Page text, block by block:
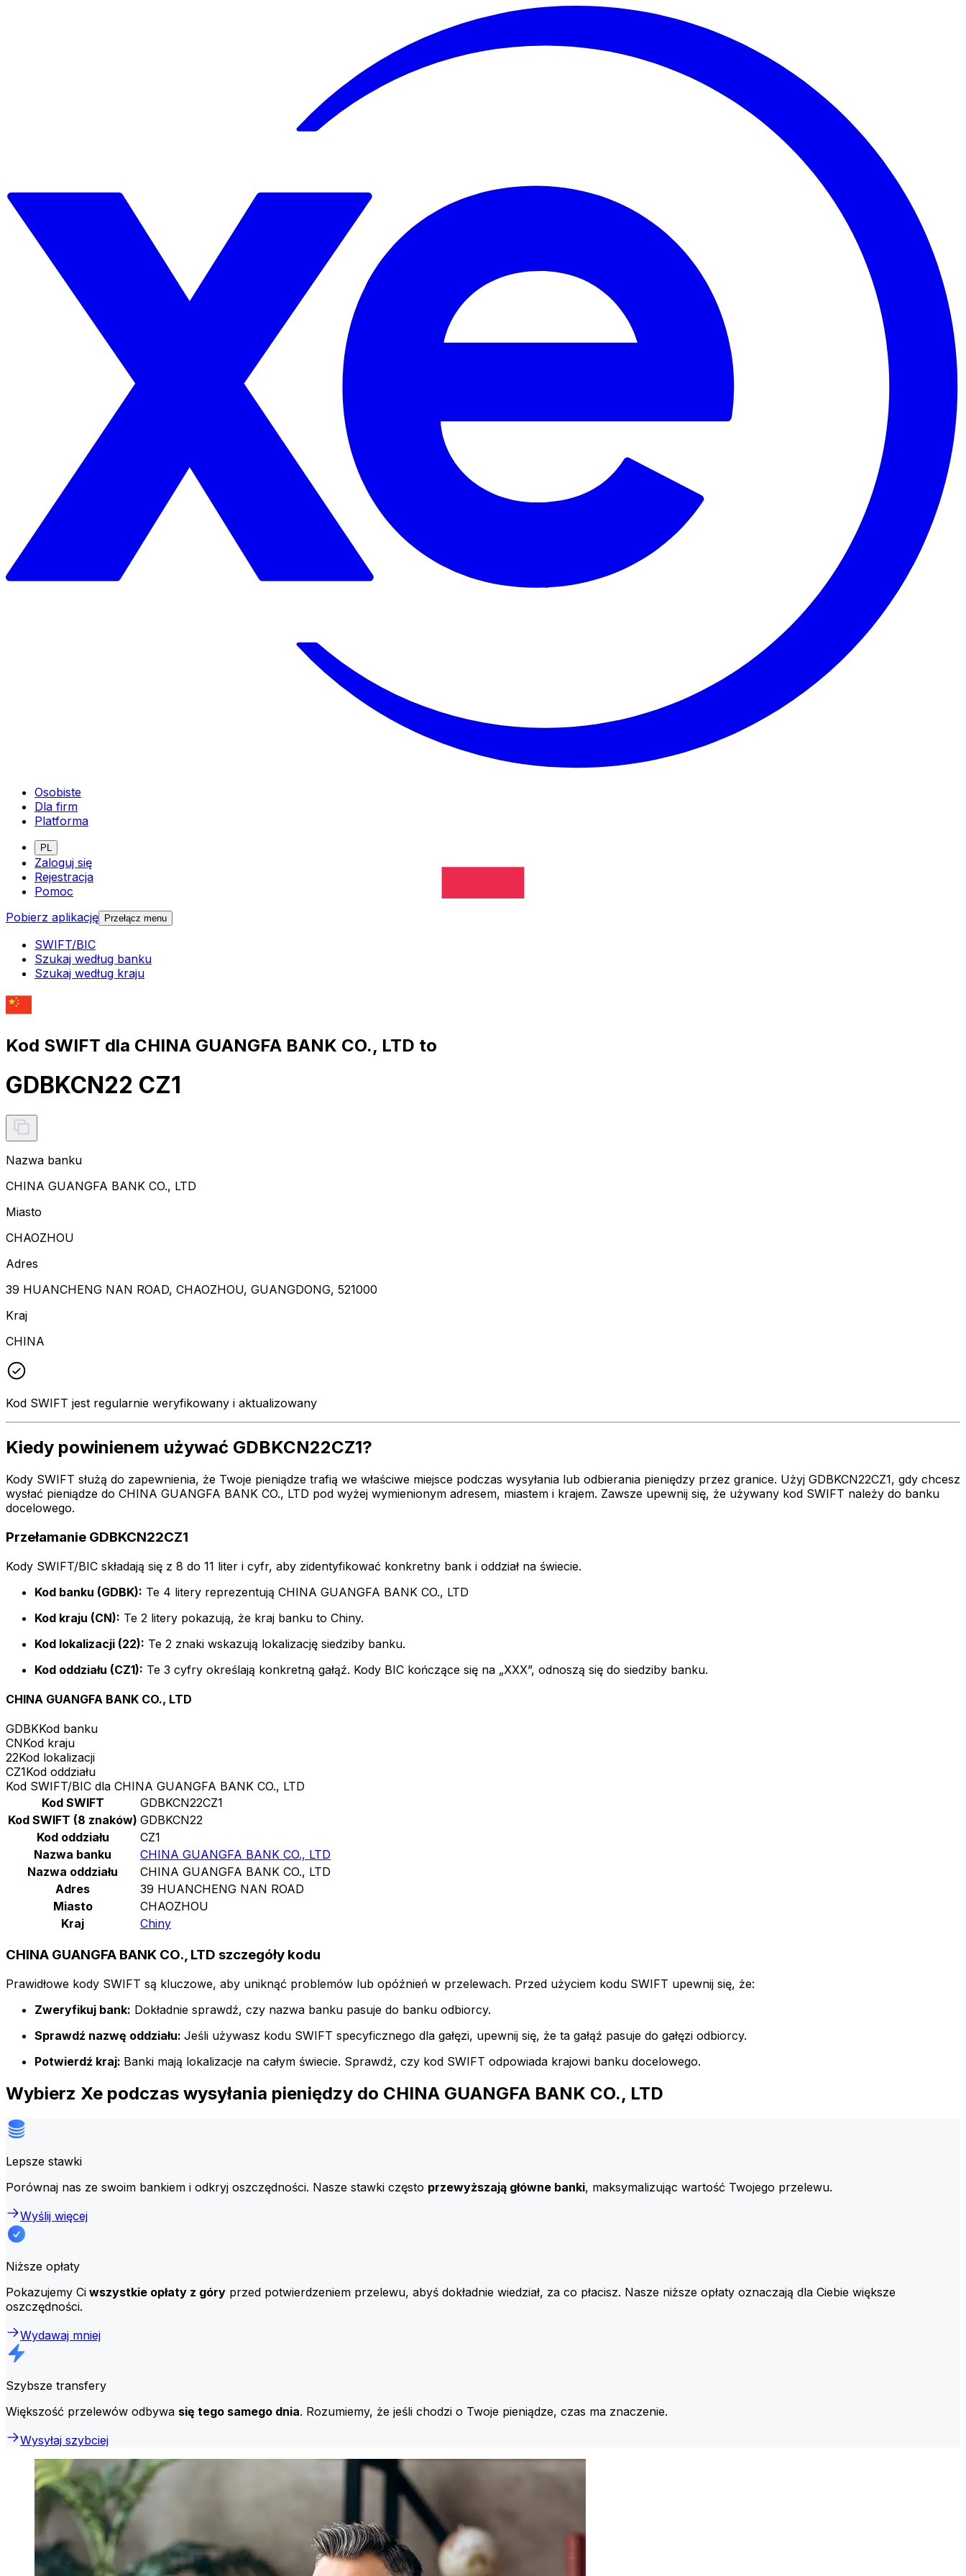
Osobiste
Dla firm
Platforma
PL
Zaloguj się
Rejestracja
Pomoc
Pobierz aplikację Przełącz menu
SWIFT/BIC
Szukaj według banku
Szukaj według kraju
Kod SWIFT dla CHINA GUANGFA BANK CO., LTD to
GDBKCN22 CZ1
Nazwa banku
CHINA GUANGFA BANK CO., LTD
Miasto
CHAOZHOU
Adres
39 HUANCHENG NAN ROAD, CHAOZHOU, GUANGDONG, 521000
Kraj
CHINA
Kod SWIFT jest regularnie weryfikowany i aktualizowany
Kiedy powinienem używać GDBKCN22CZ1?
Kody SWIFT służą do zapewnienia, że Twoje pieniądze trafią we właściwe miejsce podczas wysyłania lub odbierania pieniędzy przez granice. Użyj GDBKCN22CZ1, gdy chcesz
wysłać pieniądze do CHINA GUANGFA BANK CO., LTD pod wyżej wymienionym adresem, miastem i krajem. Zawsze upewnij się, że używany kod SWIFT należy do banku
docelowego.
Przełamanie GDBKCN22CZ1
Kody SWIFT/BIC składają się z 8 do 11 liter i cyfr, aby zidentyfikować konkretny bank i oddział na świecie.
Kod banku (GDBK): Te 4 litery reprezentują CHINA GUANGFA BANK CO., LTD
Kod kraju (CN): Te 2 litery pokazują, że kraj banku to Chiny.
Kod lokalizacji (22): Te 2 znaki wskazują lokalizację siedziby banku.
Kod oddziału (CZ1): Te 3 cyfry określają konkretną gałąź. Kody BIC kończące się na „XXX”, odnoszą się do siedziby banku.
CHINA GUANGFA BANK CO., LTD
GDBKKod banku
CNKod kraju
22Kod lokalizacji
CZ1Kod oddziału
Kod SWIFT/BIC dla CHINA GUANGFA BANK CO., LTD
Kod SWIFT
GDBKCN22CZ1
Kod SWIFT (8 znaków) GDBKCN22
Kod oddziału
CZ1
Nazwa banku
CHINA GUANGFA BANK CO., LTD
Nazwa oddziału
CHINA GUANGFA BANK CO., LTD
Adres
39 HUANCHENG NAN ROAD
Miasto
CHAOZHOU
Kraj
Chiny
CHINA GUANGFA BANK CO., LTD szczegóły kodu
Prawidłowe kody SWIFT są kluczowe, aby uniknąć problemów lub opóźnień w przelewach. Przed użyciem kodu SWIFT upewnij się, że:
Zweryfikuj bank: Dokładnie sprawdź, czy nazwa banku pasuje do banku odbiorcy.
Sprawdź nazwę oddziału: Jeśli używasz kodu SWIFT specyficznego dla gałęzi, upewnij się, że ta gałąź pasuje do gałęzi odbiorcy.
Potwierdź kraj: Banki mają lokalizacje na całym świecie. Sprawdź, czy kod SWIFT odpowiada krajowi banku docelowego.
Wybierz Xe podczas wysyłania pieniędzy do CHINA GUANGFA BANK CO., LTD
Lepsze stawki
Porównaj nas ze swoim bankiem i odkryj oszczędności. Nasze stawki często przewyższają główne banki, maksymalizując wartość Twojego przelewu.
Wyślij więcej
Niższe opłaty
Pokazujemy Ci wszystkie opłaty z góry przed potwierdzeniem przelewu, abyś dokładnie wiedział, za co płacisz. Nasze niższe opłaty oznaczają dla Ciebie większe
oszczędności.
Wydawaj mniej
Szybsze transfery
Większość przelewów odbywa się tego samego dnia. Rozumiemy, że jeśli chodzi o Twoje pieniądze, czas ma znaczenie.
Wysyłaj szybciej